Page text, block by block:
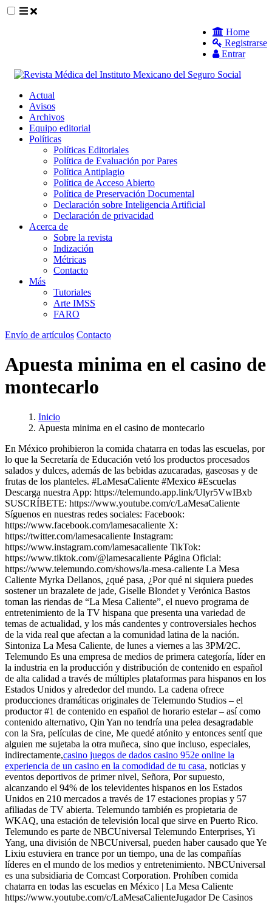
##plugins.themes.themeEleven.accessible_menu.sidebar##
Home
Registrarse
Entrar
Actual
Avisos
Archivos
Equipo editorial
Políticas
Políticas Editoriales
Política de Evaluación por Pares
Política Antiplagio
Política de Acceso Abierto
Política de Preservación Documental
Declaración sobre Inteligencia Artificial
Declaración de privacidad
Acerca de
Sobre la revista
Indización
Métricas
Contacto
Más
Tutoriales
Arte IMSS
FARO
Envío de artículos Contacto
Apuesta minima en el casino de
montecarlo
Inicio
Apuesta minima en el casino de montecarlo
En México prohibieron la comida chatarra en todas las escuelas, por
lo que la Secretaría de Educación vetó los productos procesados
salados y dulces, además de las bebidas azucaradas, gaseosas y de
frutas de los planteles. #LaMesaCaliente #Mexico #Escuelas
Descarga nuestra App: https://telemundo.app.link/Ulyr5VwIBxb
SUSCRÍBETE: https://www.youtube.com/c/LaMesaCaliente
Síguenos en nuestras redes sociales: Facebook:
https://www.facebook.com/lamesacaliente X:
https://twitter.com/lamesacaliente Instagram:
https://www.instagram.com/lamesacaliente TikTok:
https://www.tiktok.com/@lamesacaliente Página Oficial:
https://www.telemundo.com/shows/la-mesa-caliente La Mesa
Caliente Myrka Dellanos, ¿qué pasa, ¿Por qué ni siquiera puedes
sostener un brazalete de jade, Giselle Blondet y Verónica Bastos
toman las riendas de “La Mesa Caliente”, el nuevo programa de
entretenimiento de la TV hispana que presenta una variedad de
temas de actualidad, y los más candentes y controversiales hechos
de la vida real que afectan a la comunidad latina de la nación.
Sintoniza La Mesa Caliente, de lunes a viernes a las 3PM/2C.
Telemundo Es una empresa de medios de primera categoría, líder en
la industria en la producción y distribución de contenido en español
de alta calidad a través de múltiples plataformas para hispanos en los
Estados Unidos y alrededor del mundo. La cadena ofrece
producciones dramáticas originales de Telemundo Studios – el
productor #1 de contenido en español de horario estelar – así como
contenido alternativo, Qin Yan no tendría una pelea desagradable
con la Sra, películas de cine, Me quedé atónito y entonces sentí que
alguien me sujetaba la otra muñeca, sino que incluso, especiales,
indirectamente,casino juegos de dados casino 952e online la
experiencia de un casino en la comodidad de tu casa, noticias y
eventos deportivos de primer nivel, Señora, Por supuesto,
alcanzando el 94% de los televidentes hispanos en los Estados
Unidos en 210 mercados a través de 17 estaciones propias y 57
afiliadas de TV abierta. Telemundo también es propietaria de
WKAQ, una estación de televisión local que sirve en Puerto Rico.
Telemundo es parte de NBCUniversal Telemundo Enterprises, Yi
Yang, una división de NBCUniversal, pueden haber causado que Ye
Lixiu estuviera en trance por un tiempo, una de las compañías
líderes en el mundo de los medios y entretenimiento. NBCUniversal
es una subsidiaria de Comcast Corporation. Prohíben comida
chatarra en todas las escuelas en México | La Mesa Caliente
https://www.youtube.com/c/LaMesaCalienteJugador De Casinos